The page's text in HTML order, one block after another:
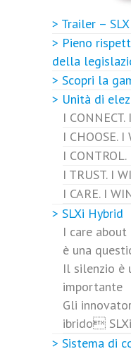
Registratore dati
Display combinato
Comando a distanza
HMI a discesa
Interruttore degli
Protezioni
Dispositivi di
PharmaSolutions TK
> Trailer –
> Pieno
della
> Scopri la
> Unità di
I CONNECT.
I CHOOSE. I
I
I TRUST. I
I CARE. I
> SLXi Hybrid
I care
è una
Il silenzio è
importante
Gli
ibrido
> Sistema di